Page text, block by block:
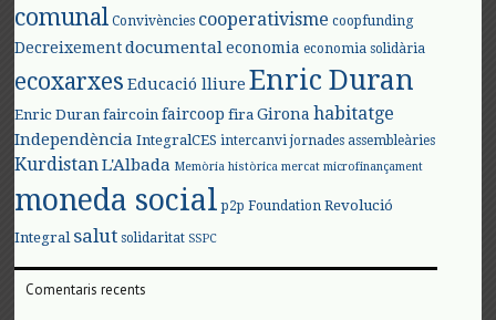
comunal Convivències cooperativisme coopfunding
Decreixement documental economia economia solidària
ecoxarxes Educació lliure Enric Duran
Enric Duran faircoin faircoop fira Girona habitatge
Independència IntegralCES intercanvi jornades assembleàries
KurdistanL'Albada Memòria històrica mercat microfinançament
moneda social p2p Foundation Revolució
Integral salut solidaritat SSPC
Comentaris recents